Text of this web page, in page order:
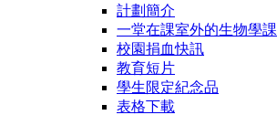
計劃簡介
一堂在課室外的生物學課
校園捐血快訊
教育短片
學生限定紀念品
表格下載